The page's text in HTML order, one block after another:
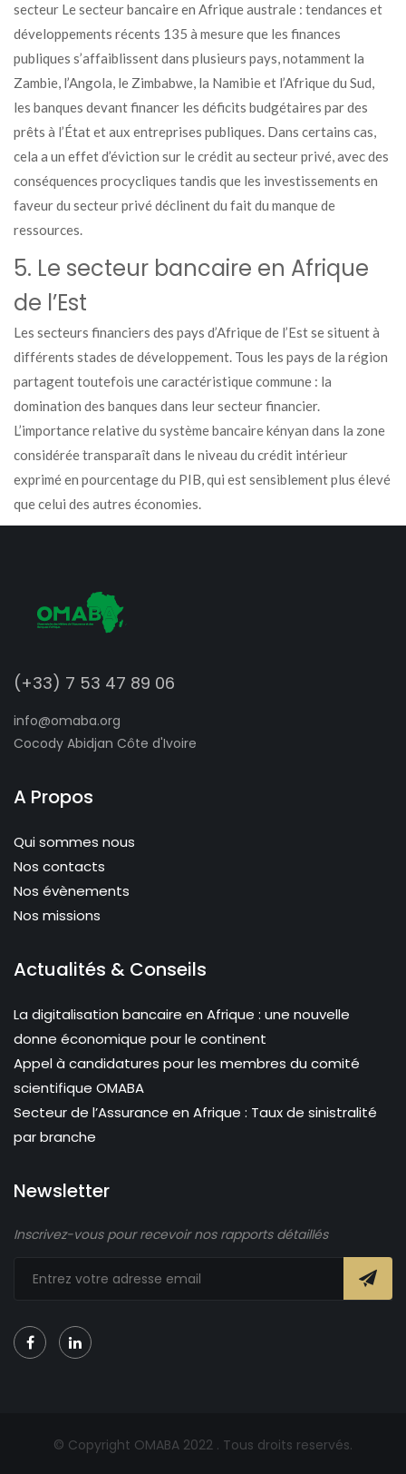
secteur Le secteur bancaire en Afrique australe : tendances et
développements récents 135 à mesure que les finances
publiques s’affaiblissent dans plusieurs pays, notamment la
Zambie, l’Angola, le Zimbabwe, la Namibie et l’Afrique du Sud,
les banques devant financer les déficits budgétaires par des
prêts à l’État et aux entreprises publiques. Dans certains cas,
cela a un effet d’éviction sur le crédit au secteur privé, avec des
conséquences procycliques tandis que les investissements en
faveur du secteur privé déclinent du fait du manque de
ressources.
5. Le secteur bancaire en Afrique
de l’Est
Les secteurs financiers des pays d’Afrique de l’Est se situent à
différents stades de développement. Tous les pays de la région
partagent toutefois une caractéristique commune : la
domination des banques dans leur secteur financier.
L’importance relative du système bancaire kényan dans la zone
considérée transparaît dans le niveau du crédit intérieur
exprimé en pourcentage du PIB, qui est sensiblement plus élevé
que celui des autres économies.
(+33) 7 53 47 89 06
info@omaba.org
Cocody Abidjan Côte d'Ivoire
A Propos
Qui sommes nous
Nos contacts
Nos évènements
Nos missions
Actualités & Conseils
La digitalisation bancaire en Afrique : une nouvelle
donne économique pour le continent
Appel à candidatures pour les membres du comité
scientifique OMABA
Secteur de l’Assurance en Afrique : Taux de sinistralité
par branche
Newsletter
Inscrivez-vous pour recevoir nos rapports détaillés
© Copyright OMABA 2022 . Tous droits reservés.